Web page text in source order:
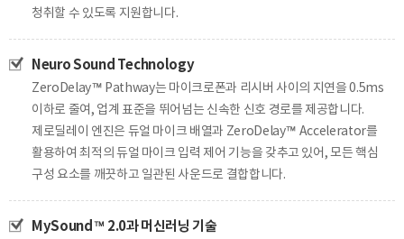
청취할 수 있도록 지원합니다.
Neuro Sound Technology
ZeroDelay™ Pathway는 마이크로폰과 리시버 사이의 지연을 0.5ms
이하로 줄여, 업계 표준을 뛰어넘는 신속한 신호 경로를 제공합니다.
제로딜레이 엔진은 듀얼 마이크 배열과 ZeroDelay™ Accelerator를
활용하여최적의 듀얼 마이크 입력 제어 기능을 갖추고 있어, 모든 핵심
구성 요소를 깨끗하고 일관된 사운드로 결합합니다.
MySound™ 2.0과 머신러닝 기술